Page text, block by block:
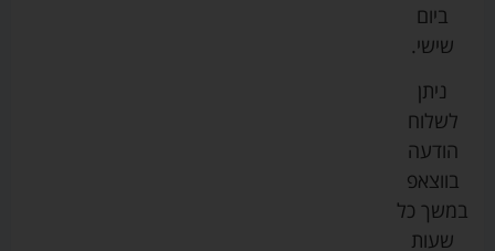
ביום
שישי.
ניתן
לשלוח
הודעה
בווצאפ
במשך כל
שעות